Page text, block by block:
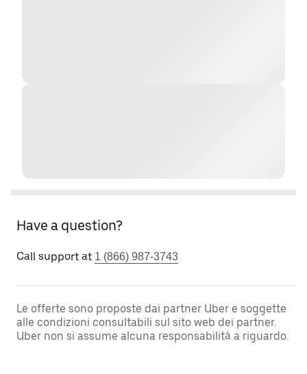
Have a question?
Call support at 1 (866) 987-3743
Le offerte sono proposte dai partner Uber e soggette
alle condizioni consultabili sul sito web dei partner.
Uber non si assume alcuna responsabilità a riguardo.